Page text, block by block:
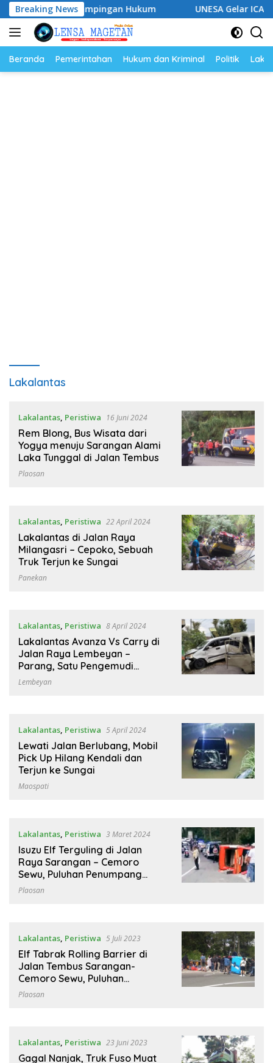
Langsung
ke
konten
Breaking News
Pendampingan Hukum UNESA Gelar
Beranda Pemerintahan Hukum dan Kriminal Politik
Lakalantas
Lakalantas, Peristiwa 16 Juni 2024
Rem Blong, Bus Wisata dari
Yogya menuju Sarangan Alami
Laka Tunggal di Jalan Tembus
Plaosan
Lakalantas, Peristiwa 22 April 2024
Lakalantas di Jalan Raya
Milangasri – Cepoko, Sebuah
Truk Terjun ke Sungai
Panekan
Lakalantas, Peristiwa 8 April 2024
Lakalantas Avanza Vs Carry di
Jalan Raya Lembeyan –
Parang, Satu Pengemudi
Terluka
Lembeyan
Lakalantas, Peristiwa 5 April 2024
Lewati Jalan Berlubang, Mobil
Pick Up Hilang Kendali dan
Terjun ke Sungai
Maospati
Lakalantas, Peristiwa 3 Maret 2024
Isuzu Elf Terguling di Jalan
Raya Sarangan – Cemoro
Sewu, Puluhan Penumpang
Luka-luka
Plaosan
Lakalantas, Peristiwa 5 Juli 2023
Elf Tabrak Rolling Barrier di
Jalan Tembus Sarangan-
Cemoro Sewu, Puluhan
Penumpang Luka-luka
Plaosan
Lakalantas, Peristiwa 23 Juni 2023
Gagal Nanjak, Truk Fuso Muat